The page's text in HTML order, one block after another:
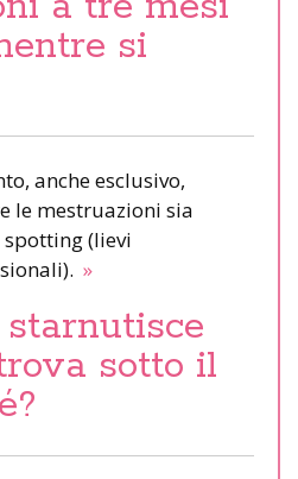
si
anche esclusivo,
le mestruazioni sia
(lievi
»
sotto il